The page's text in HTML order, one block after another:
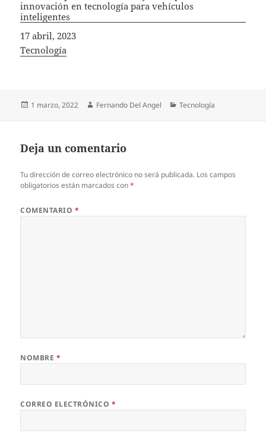
innovación en tecnología para vehículos
inteligentes
Fecha
17 abril, 2023
In relation to
Tecnología
Publicado
1 marzo, 2022 Autor
Fernando Del Angel Categorías
Tecnología
Deja un comentario
Tu dirección de correo electrónico no será publicada. Los campos
obligatorios están marcados con*
COMENTARIO *
NOMBRE *
CORREO ELECTRÓNICO *